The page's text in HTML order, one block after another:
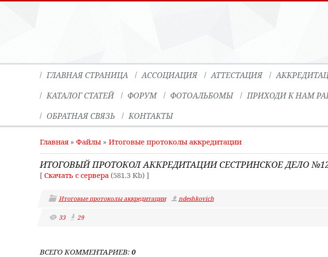
ГЛАВНАЯ СТРАНИЦА АССОЦИАЦИЯ АТТЕСТАЦИЯ
КАТАЛОГ СТАТЕЙ
ФОРУМ ФОТОАЛЬБОМЫ ПРИХОДИ К НАМ
ОБРАТНАЯ СВЯЗЬ
КОНТАКТЫ
Главная» Файлы » Итоговые протоколы аккредитации
ИТОГОВЫЙ ПРОТОКОЛ АККРЕДИТАЦИИ СЕСТРИНСКОЕ ДЕЛО
[ Скачать с сервера (581.3 Kb) ]
Итоговые протоколы аккредитации ndeshkovich
33 29
ВСЕГО КОММЕНТАРИЕВ: 0